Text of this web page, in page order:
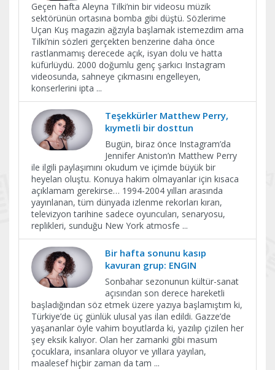
Geçen hafta Aleyna Tilki’nin bir videosu müzik
sektörünün ortasına bomba gibi düştü. Sözlerime
Uçan Kuş magazin ağzıyla başlamak istemezdim ama
Tilki’nin sözleri gerçekten benzerine daha önce
rastlanmamış derecede açık, isyan dolu ve hatta
küfürlüydü. 2000 doğumlu genç şarkıcı Instagram
videosunda, sahneye çıkmasını engelleyen,
konserlerini ipta ...
Teşekkürler Matthew Perry,
kıymetli bir dosttun
Bugün, biraz önce Instagram’da
Jennifer Aniston’ın Matthew Perry
ile ilgili paylaşımını okudum ve içimde büyük bir
heyelan oluştu. Konuya hakim olmayanlar için kısaca
açıklamam gerekirse… 1994-2004 yılları arasında
yayınlanan, tüm dünyada izlenme rekorları kıran,
televizyon tarihine sadece oyuncuları, senaryosu,
replikleri, sunduğu New York atmosfe ...
Bir hafta sonunu kasıp
kavuran grup: ENGIN
Sonbahar sezonunun kültür-sanat
açısından son derece hareketli
başladığından söz etmek üzere yazıya başlamıştım ki,
Türkiye’de üç günlük ulusal yas ilan edildi. Gazze’de
yaşananlar öyle vahim boyutlarda ki, yazılıp çizilen her
şey eksik kalıyor. Olan her zamanki gibi masum
çocuklara, insanlara oluyor ve yıllara yayılan,
maalesef hiçbir zaman da tam ...